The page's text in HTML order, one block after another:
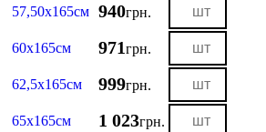
57,50х165см 940грн.
60х165см 971грн.
62,5х165см 999грн.
65х165см 1 023грн.